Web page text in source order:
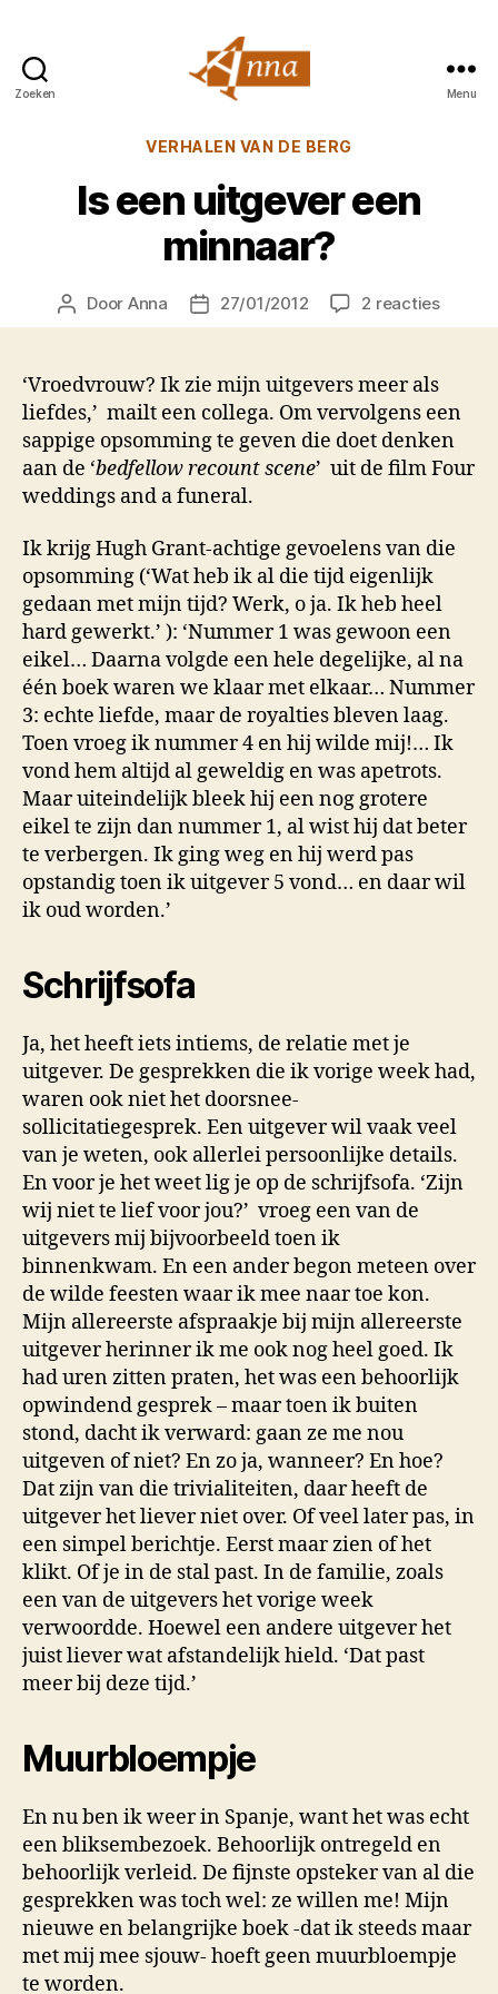
Zoeken
van
Menu
Categorieën
VERHALEN VAN DE BERG
Is een uitgever een
minnaar?
Berichtauteur
Door Anna Berichtdatum
27/01/2012 2 reactiesop
Is
‘Vroedvrouw? Ik zie mijn uitgevers meer als
liefdes,’ mailt een collega. Om vervolgens een
sappige opsomming te geven die doet denken
aan de ‘bedfellow recount scene’ uit de film Four
weddings and a funeral.
Ik krijg Hugh Grant-achtige gevoelens van die
opsomming (‘Wat heb ik al die tijd eigenlijk
gedaan met mijn tijd? Werk, o ja. Ik heb heel
hard gewerkt.’ ): ‘Nummer 1 was gewoon een
eikel… Daarna volgde een hele degelijke, al na
één boek waren we klaar met elkaar… Nummer
3: echte liefde, maar de royalties bleven laag.
Toen vroeg ik nummer 4 en hij wilde mij!… Ik
vond hem altijd al geweldig en was apetrots.
Maar uiteindelijk bleek hij een nog grotere
eikel te zijn dan nummer 1, al wist hij dat beter
te verbergen. Ik ging weg en hij werd pas
opstandig toen ik uitgever 5 vond… en daar wil
ik oud worden.’
Schrijfsofa
Ja, het heeft iets intiems, de relatie met je
uitgever. De gesprekken die ik vorige week had,
waren ook niet het doorsnee-
sollicitatiegesprek. Een uitgever wil vaak veel
van je weten, ook allerlei persoonlijke details.
En voor je het weet lig je op de schrijfsofa. ‘Zijn
wij niet te lief voor jou?’ vroeg een van de
uitgevers mij bijvoorbeeld toen ik
binnenkwam. En een ander begon meteen over
de wilde feesten waar ik mee naar toe kon.
Mijn allereerste afspraakje bij mijn allereerste
uitgever herinner ik me ook nog heel goed. Ik
had uren zitten praten, het was een behoorlijk
opwindend gesprek – maar toen ik buiten
stond, dacht ik verward: gaan ze me nou
uitgeven of niet? En zo ja, wanneer? En hoe?
Dat zijn van die trivialiteiten, daar heeft de
uitgever het liever niet over. Of veel later pas, in
een simpel berichtje. Eerst maar zien of het
klikt. Of je in de stal past. In de familie, zoals
een van de uitgevers het vorige week
verwoordde. Hoewel een andere uitgever het
juist liever wat afstandelijk hield. ‘Dat past
meer bij deze tijd.’
Muurbloempje
En nu ben ik weer in Spanje, want het was echt
een bliksembezoek. Behoorlijk ontregeld en
behoorlijk verleid. De fijnste opsteker van al die
gesprekken was toch wel: ze willen me! Mijn
nieuwe en belangrijke boek -dat ik steeds maar
met mij mee sjouw- hoeft geen muurbloempje
te worden.